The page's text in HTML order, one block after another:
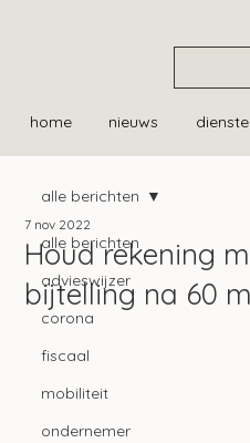
home nieuws
alle berichten
advieswijzer
corona
fiscaal
mobiliteit
ondernemer
alle berichten
Houd rekening
bijtelling na 60
7 nov 2022